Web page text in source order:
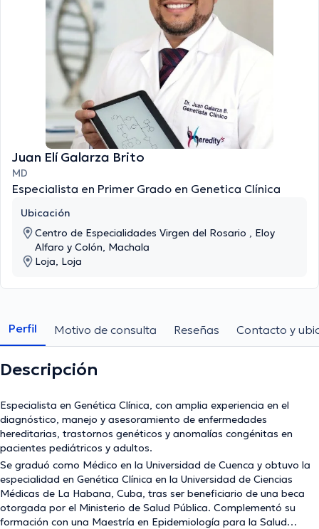
Juan Elí Galarza Brito
MD
Especialista en Primer Grado en Genetica Clínica
Ubicación
Centro de Especialidades Virgen del Rosario , Eloy
Alfaro y Colón, Machala
Loja, Loja
Perfil Motivo de consulta Reseñas Contacto y
Descripción
Especialista en Genética Clínica, con amplia experiencia en el
diagnóstico, manejo y asesoramiento de enfermedades
hereditarias, trastornos genéticos y anomalías congénitas en
pacientes pediátricos y adultos.
Se graduó como Médico en la Universidad de Cuenca y obtuvo la
especialidad en Genética Clínica en la Universidad de Ciencias
Médicas de La Habana, Cuba, tras ser beneficiario de una beca
otorgada por el Ministerio de Salud Pública. Complementó su
formación con una Maestría en Epidemiología para la Salud